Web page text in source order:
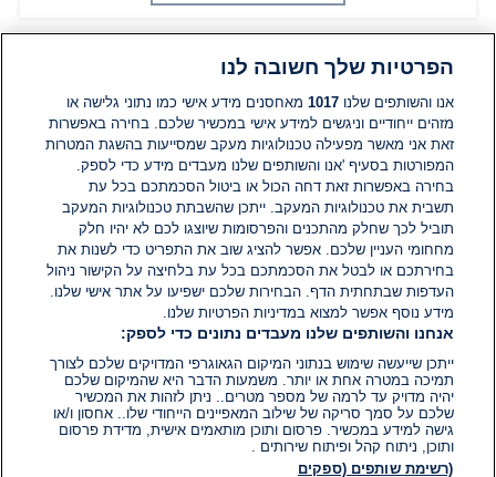
תגובות
אין עדיין תגובות. היה הראשון להגיב
הוסף תגובה
הפרטיות שלך חשובה לנו
אנו והשותפים שלנו1017 מאחסנים מידע אישי כמו נתוני גלישה או
מזהים ייחודיים וניגשים למידע אישי במכשיר שלכם. בחירה באפשרות
זאת אני מאשר מפעילה טכנולוגיות מעקב שמסייעות בהשגת המטרות
המפורטות בסעיף 'אנו והשותפים שלנו מעבדים מידע כדי לספק.
בחירה באפשרות זאת דחה הכול או ביטול הסכמתכם בכל עת
תשבית את טכנולוגיות המעקב. ייתכן שהשבתת טכנולוגיות המעקב
תוביל לכך שחלק מהתכנים והפרסומות שיוצגו לכם לא יהיו חלק
מחחומי העניין שלכם. אפשר להציג שוב את התפריט כדי לשנות את
בחירתכם או לבטל את הסכמתכם בכל עת בלחיצה על הקישור ניהול
העדפות שבתחתית הדף. הבחירות שלכם ישפיעו על אתר אישי שלנו.
מידע נוסף אפשר למצוא במדיניות הפרטיות שלנו.
אנחנו והשותפים שלנו מעבדים נתונים כדי לספק:
ייתכן שייעשה שימוש בנתוני המיקום הגאוגרפי המדויקים שלכם לצורך
תמיכה במטרה אחת או יותר. משמעות הדבר היא שהמיקום שלכם
יהיה מדויק עד לרמה של מספר מטרים.. ניתן לזהות את המכשיר
שלכם על סמך סריקה של שילוב המאפיינים הייחודי שלו.. אחסון ו/או
גישה למידע במכשיר. פרסום ותוכן מותאמים אישית, מדידת פרסום
ותוכן, ניתוח קהל ופיתוח שירותים .
(רשימת שותפים (ספקים